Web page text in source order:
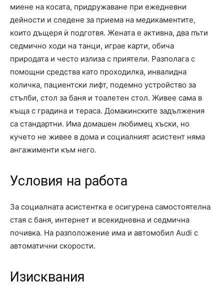
миене на косата, придружаване при ежедневни
дейности и следене за приема на медикаментите,
които дъщеря ѝ подготвя. Жената е активна, два пъти
седмично ходи на танци, играе карти, обича
природата и често излиза с приятели. Разполага с
помощни средства като проходилка, инвалидна
количка, пациентски лифт, подемно устройство за
стълби, стол за баня и тоалетен стол. Живее сама в
къща с градина и тераса. Домакинските задължения
са стандартни. Има домашен любимец хъски, но
кучето не живее в дома и социалният асистент няма
ангажименти към него.
Условия на работа
За социалната асистентка е осигурена самостоятелна
стая с баня, интернет и всекидневна и седмична
почивка. На разположение има и автомобил Audi с
автоматични скорости.
Изисквания